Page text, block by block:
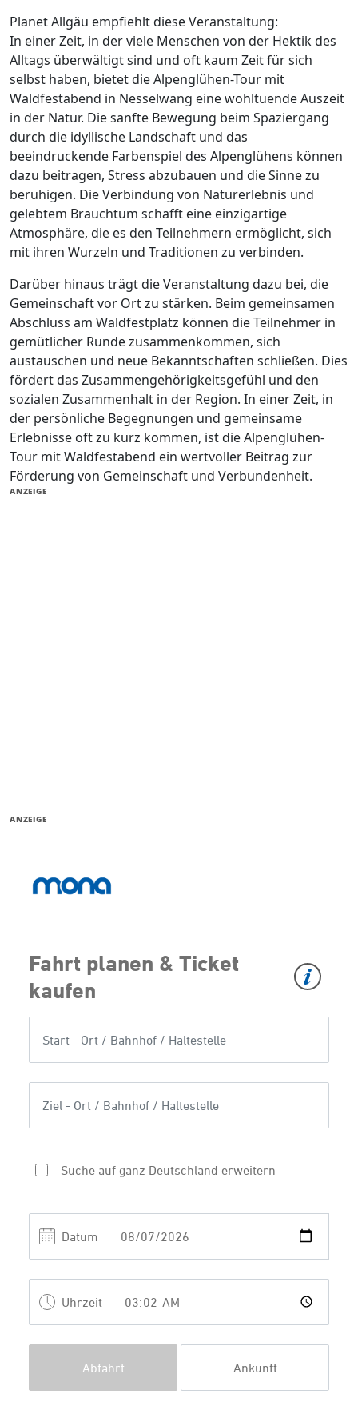
Planet Allgäu empfiehlt diese Veranstaltung:
In einer Zeit, in der viele Menschen von der Hektik des
Alltags überwältigt sind und oft kaum Zeit für sich
selbst haben, bietet die Alpenglühen-Tour mit
Waldfestabend in Nesselwang eine wohltuende Auszeit
in der Natur. Die sanfte Bewegung beim Spaziergang
durch die idyllische Landschaft und das
beeindruckende Farbenspiel des Alpenglühens können
dazu beitragen, Stress abzubauen und die Sinne zu
beruhigen. Die Verbindung von Naturerlebnis und
gelebtem Brauchtum schafft eine einzigartige
Atmosphäre, die es den Teilnehmern ermöglicht, sich
mit ihren Wurzeln und Traditionen zu verbinden.
Darüber hinaus trägt die Veranstaltung dazu bei, die
Gemeinschaft vor Ort zu stärken. Beim gemeinsamen
Abschluss am Waldfestplatz können die Teilnehmer in
gemütlicher Runde zusammenkommen, sich
austauschen und neue Bekanntschaften schließen. Dies
fördert das Zusammengehörigkeitsgefühl und den
sozialen Zusammenhalt in der Region. In einer Zeit, in
der persönliche Begegnungen und gemeinsame
Erlebnisse oft zu kurz kommen, ist die Alpenglühen-
Tour mit Waldfestabend ein wertvoller Beitrag zur
Förderung von Gemeinschaft und Verbundenheit.
ANZEIGE
ANZEIGE